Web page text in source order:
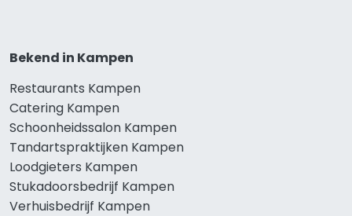
Bekend in Kampen
Restaurants Kampen
Catering Kampen
Schoonheidssalon Kampen
Tandartspraktijken Kampen
Loodgieters Kampen
Stukadoorsbedrijf Kampen
Verhuisbedrijf Kampen